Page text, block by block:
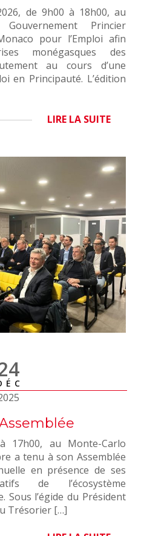
de 9h00 à 18h00, au
Princier
pour l’Emploi afin
monégasques des
au cours d’une
en Principauté. L’édition
LIRE LA SUITE
17h00, au Monte-Carlo
a tenu à son Assemblée
en présence de ses
de l’écosystème
Sous l’égide du Président
Trésorier […]